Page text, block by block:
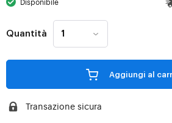
Quantità
Aggiungi
Transazione sicura